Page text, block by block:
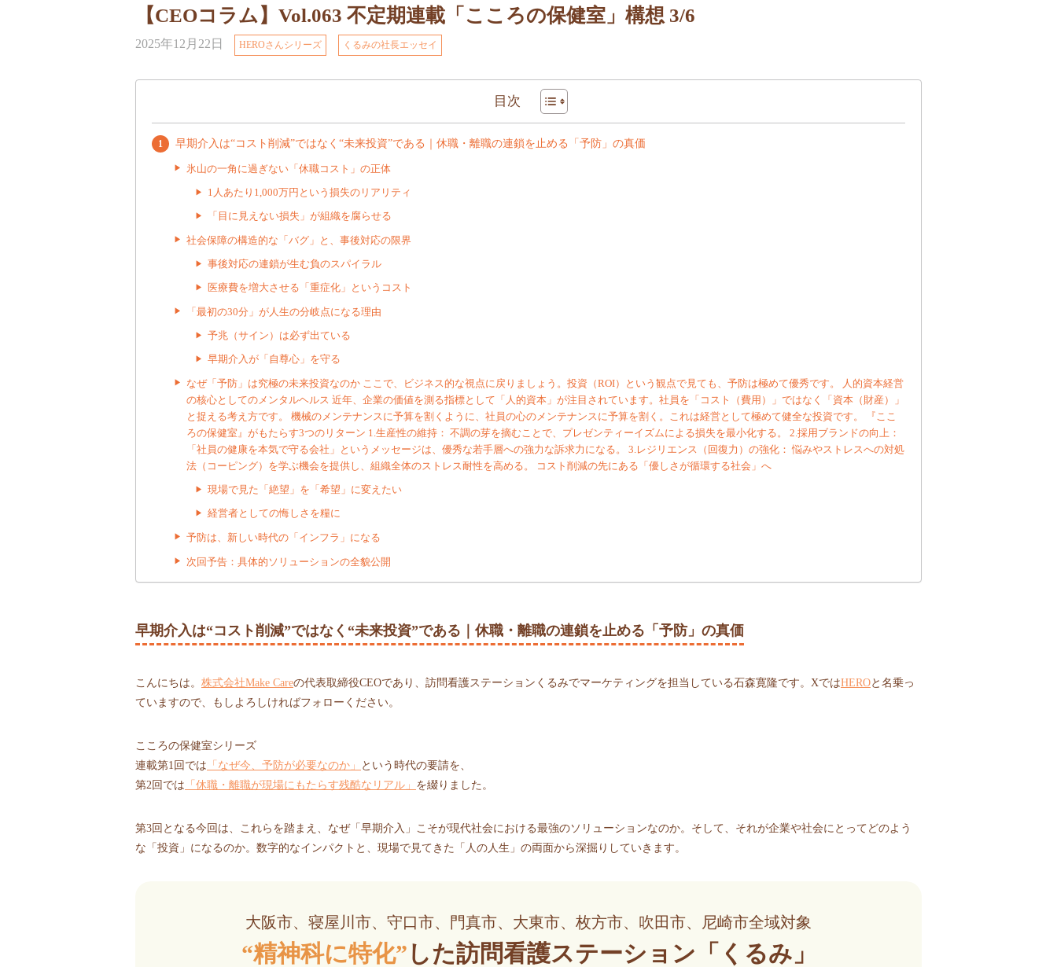
【CEOコラム】Vol.063 不定期連載「こころの保健室」構想 3/6
2025年12月22日 HEROさんシリーズ くるみの社長エッセイ
目次
早期介入は“コスト削減”ではなく“未来投資”である｜休職・離職の連鎖を止める「予防」の真価
氷山の一角に過ぎない「休職コスト」の正体
1人あたり1,000万円という損失のリアリティ
「目に見えない損失」が組織を腐らせる
社会保障の構造的な「バグ」と、事後対応の限界
事後対応の連鎖が生む負のスパイラル
医療費を増大させる「重症化」というコスト
「最初の30分」が人生の分岐点になる理由
予兆（サイン）は必ず出ている
早期介入が「自尊心」を守る
なぜ「予防」は究極の未来投資なのか ここで、ビジネス的な視点に戻りましょう。投資（ROI）という観点で見ても、予防は極めて優秀です。 人的資本経営
の核心としてのメンタルヘルス 近年、企業の価値を測る指標として「人的資本」が注目されています。社員を「コスト（費用）」ではなく「資本（財産）」
と捉える考え方です。 機械のメンテナンスに予算を割くように、社員の心のメンテナンスに予算を割く。これは経営として極めて健全な投資です。 『ここ
ろの保健室』がもたらす3つのリターン 1.生産性の維持： 不調の芽を摘むことで、プレゼンティーイズムによる損失を最小化する。 2.採用ブランドの向上：
「社員の健康を本気で守る会社」というメッセージは、優秀な若手層への強力な訴求力になる。 3.レジリエンス（回復力）の強化： 悩みやストレスへの対処
法（コーピング）を学ぶ機会を提供し、組織全体のストレス耐性を高める。 コスト削減の先にある「優しさが循環する社会」へ
現場で見た「絶望」を「希望」に変えたい
経営者としての悔しさを糧に
予防は、新しい時代の「インフラ」になる
次回予告：具体的ソリューションの全貌公開
早期介入は“コスト削減”ではなく“未来投資”である｜休職・離職の連鎖を止める「予防」の真価
こんにちは。 株式会社Make Careの代表取締役CEOであり、訪問看護ステーションくるみでマーケティングを担当している石森寛隆です。XではHEROと名乗っ
ていますので、もしよろしければフォローください。
こころの保健室シリーズ
連載第1回では 「なぜ今、予防が必要なのか」
という時代の要請を、
第2回では 「休職・離職が現場にもたらす残酷なリアル」 を綴りました。
第3回となる今回は、これらを踏まえ、なぜ「早期介入」こそが現代社会における最強のソリューションなのか。そして、それが企業や社会にとってどのよう
な「投資」になるのか。数字的なインパクトと、現場で見てきた「人の人生」の両面から深掘りしていきます。
大阪市、寝屋川市、守口市、 門真市、大東市、枚方市、吹田市、尼崎市全域対象
“精神科に特化” した訪問看護ステーション 「くるみ」